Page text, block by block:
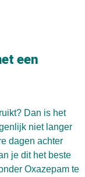
een
Dan is het
niet langer
dagen achter
je dit het beste
Oxazepam te